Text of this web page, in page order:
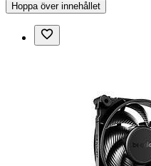
Hoppa över innehållet